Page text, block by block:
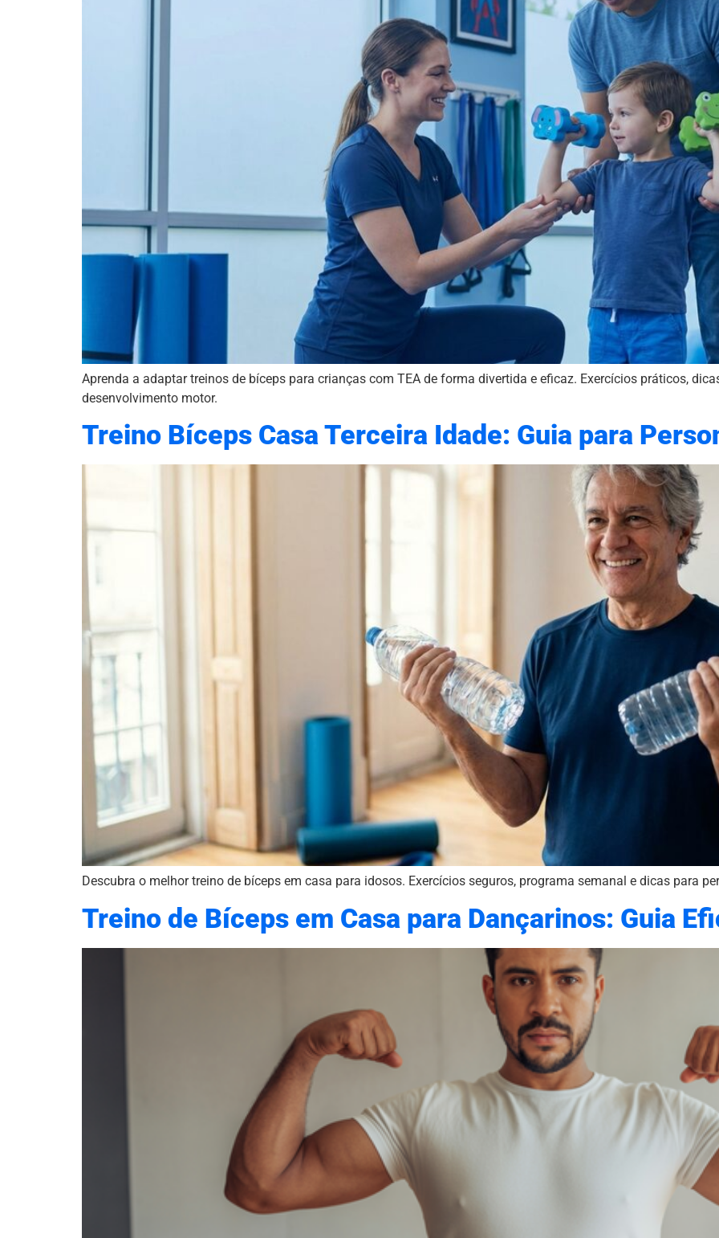
Aprenda a adaptar treinos de bíceps para crianças com TEA de forma divertida e eficaz. Exercícios práticos,
desenvolvimento motor.
Treino Bíceps Casa Terceira Idade: Guia para
Descubra o melhor treino de bíceps em casa para idosos. Exercícios seguros, programa semanal e dicas para
Treino de Bíceps em Casa para Dançarinos: Guia